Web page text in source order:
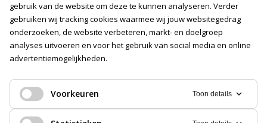
Volg ons
gebruik van de website om deze te kunnen analyseren. Verder
gebruiken wij tracking cookies waarmee wij jouw websitegedrag
onderzoeken, de website verbeteren, markt- en doelgroep
analyses uitvoeren en voor het gebruik van social media en online
advertentiemogelijkheden.
Voorkeuren Toon details